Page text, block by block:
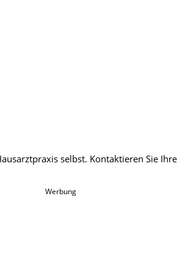
Werbung